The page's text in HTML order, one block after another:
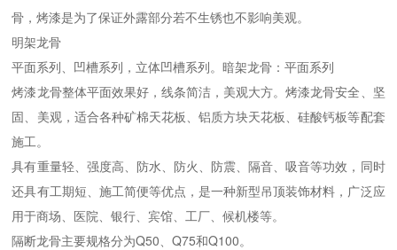
骨，烤漆是为了保证外露部分若不生锈也不影响美观。
明架龙骨
平面系列、凹槽系列，立体凹槽系列。暗架龙骨：平面系列
烤漆龙骨整体平面效果好，线条简洁，美观大方。烤漆龙骨安全、坚
固、美观，适合各种矿棉天花板、铝质方块天花板、硅酸钙板等配套
施工。
具有重量轻、强度高、防水、防火、防震、隔音、吸音等功效，同时
还具有工期短、施工简便等优点，是一种新型吊顶装饰材料，广泛应
用于商场、医院、银行、宾馆、工厂、候机楼等。
隔断龙骨主要规格分为Q50、Q75和Q100。